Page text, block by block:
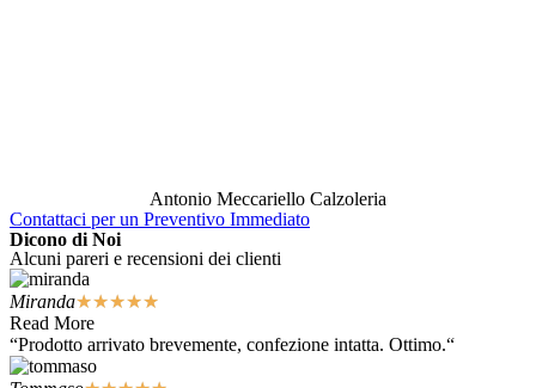
Antonio Meccariello Calzoleria
Contattaci per un Preventivo Immediato
Dicono di Noi
Alcuni pareri e recensioni dei clienti
Miranda★★★★★
Read More
“Prodotto arrivato brevemente, confezione intatta. Ottimo.“